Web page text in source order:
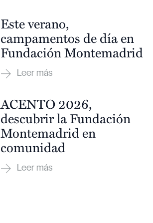
Este verano,
campamentos de día en
Fundación Montemadrid
ACENTO 2026,
descubrir la Fundación
Montemadrid en
comunidad